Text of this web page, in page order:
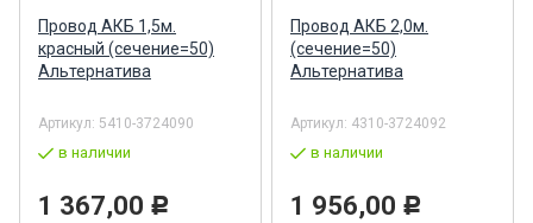
Провод АКБ 1,5м.
красный (сечение=50)
Альтернатива
Артикул: 5410-3724090
в наличии
1 367,00 Р
Провод АКБ 2,0м.
(сечение=50)
Альтернатива
Артикул: 4310-3724092
в наличии
1 956,00 Р